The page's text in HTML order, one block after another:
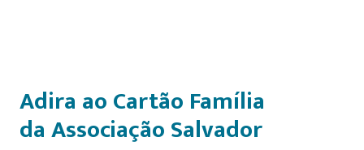
Adira ao Cartão Família
da Associação Salvador